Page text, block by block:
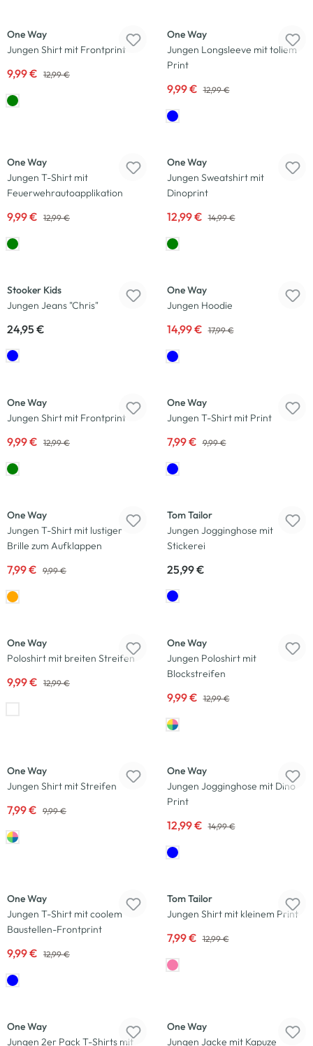
One Way
Jungen Shirt mit Frontprint
9,99 € 12,99 €
One Way
Jungen Longsleeve mit tollem
Print
9,99 € 12,99 €
One Way
Jungen T-Shirt mit
Feuerwehrautoapplikation
9,99 € 12,99 €
-13
One Way
Jungen Sweatshirt mit
Dinoprint
12,99 € 14,99 €
Stooker Kids
Jungen Jeans "Chris"
24,95 €
One Way
Jungen Hoodie
14,99 € 17,99 €
One Way
Jungen Shirt mit Frontprint
9,99 € 12,99 €
One Way
Jungen T-Shirt mit Print
7,99 € 9,99 €
One Way
Jungen T-Shirt mit lustiger
Brille zum Aufklappen
7,99 € 9,99 €
Tom Tailor
Jungen Jogginghose mit
Stickerei
25,99 €
One Way
Poloshirt mit breiten Streifen
9,99 € 12,99 €
One Way
Jungen Poloshirt mit
Blockstreifen
9,99 € 12,99 €
One Way
Jungen Shirt mit Streifen
7,99 € 9,99 €
One Way
Jungen Jogginghose mit Dino
Print
12,99 € 14,99 €
One Way
Jungen T-Shirt mit coolem
Baustellen-Frontprint
9,99 € 12,99 €
Tom Tailor
Jungen Shirt mit kleinem Print
7,99 € 12,99 €
One Way
Jungen 2er Pack T-Shirts mit
One Way
Jungen Jacke mit Kapuze